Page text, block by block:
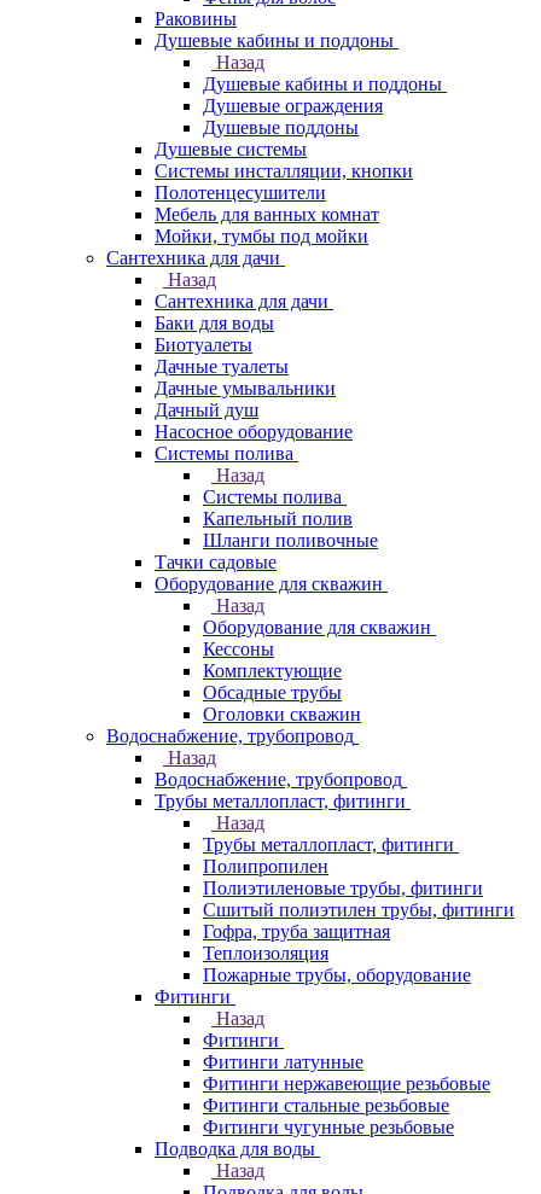
Раковины
Душевые кабины и поддоны
Назад
Душевые кабины и поддоны
Душевые ограждения
Душевые поддоны
Душевые системы
Системы инсталляции, кнопки
Полотенцесушители
Мебель для ванных комнат
Мойки, тумбы под мойки
Сантехника для дачи
Назад
Сантехника для дачи
Баки для воды
Биотуалеты
Дачные туалеты
Дачные умывальники
Дачный душ
Насосное оборудование
Системы полива
Назад
Системы полива
Капельный полив
Шланги поливочные
Тачки садовые
Оборудование для скважин
Назад
Оборудование для скважин
Кессоны
Комплектующие
Обсадные трубы
Оголовки скважин
Водоснабжение, трубопровод
Назад
Водоснабжение, трубопровод
Трубы металлопласт, фитинги
Назад
Трубы металлопласт, фитинги
Полипропилен
Полиэтиленовые трубы, фитинги
Сшитый полиэтилен трубы, фитинги
Гофра, труба защитная
Теплоизоляция
Пожарные трубы, оборудование
Фитинги
Назад
Фитинги
Фитинги латунные
Фитинги нержавеющие резьбовые
Фитинги стальные резьбовые
Фитинги чугунные резьбовые
Подводка для воды
Назад